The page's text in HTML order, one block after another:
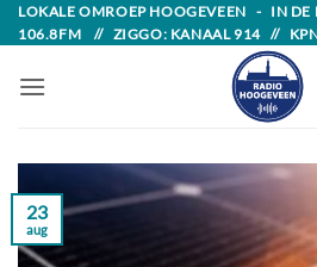
Skip
to
content
LOKALE OMROEP HOOGEVEEN - IN DE
106.8FM // ZIGGO: KANAAL 914 //
23
aug